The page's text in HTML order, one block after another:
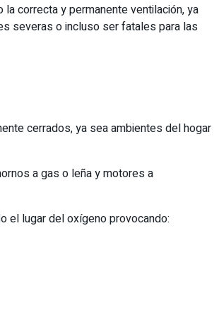
correcta y permanente ventilación, ya
severas o incluso ser fatales para las
cerrados, ya sea ambientes del hogar
a gas o leña y motores a
el lugar del oxígeno provocando: